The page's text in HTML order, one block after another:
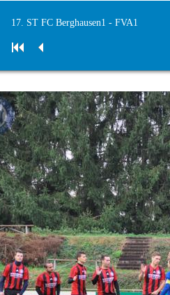
17. ST FC Berghausen1 - FVA1